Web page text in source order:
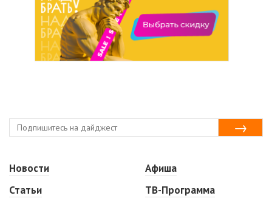
Новости
Статьи
Афиша
ТВ-Программа